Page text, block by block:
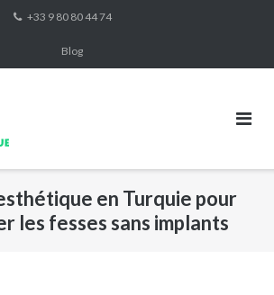
+33 9 80 80 44 74
Blog
en Turquie pour
les fesses sans implants